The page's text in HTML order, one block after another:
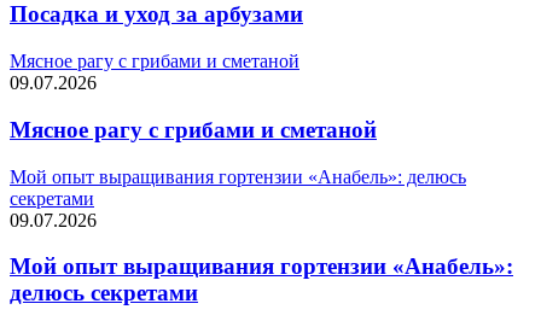
Посадка и уход за арбузами
Мясное рагу с грибами и сметаной
09.07.2026
Мясное рагу с грибами и сметаной
Мой опыт выращивания гортензии «Анабель»: делюсь
секретами
09.07.2026
Мой опыт выращивания гортензии «Анабель»:
делюсь секретами